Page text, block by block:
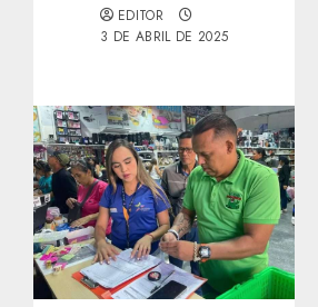
EDITOR
3 DE ABRIL DE 2025